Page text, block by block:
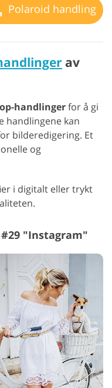
Polaroid handling
av
handlingerfor å gi
handlingene kan
bilderedigering. Et
og
i digitalt eller trykt
"Instagram"